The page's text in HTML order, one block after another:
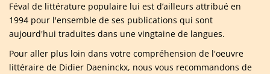
Féval de littérature populaire lui est d’ailleurs attribué en
1994 pour l'ensemble de ses publications qui sont
aujourd'hui traduites dans une vingtaine de langues.
Pour aller plus loin dans votre compréhension de l'oeuvre
littéraire de Didier Daeninckx, nous vous recommandons de